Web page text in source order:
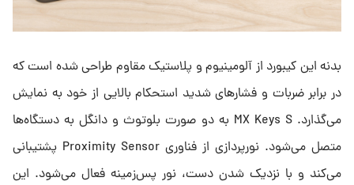
بدنه این کیبورد از آلومینیوم و پلاستیک مقاوم طراحی شده است که
در برابر ضربات و فشارهای شدید استحکام بالایی از خود به نمایش
می‌گذارد. MX Keys S به دو صورت بلوتوث و دانگل به دستگاه‌ها
متصل می‌شود. نورپردازی از فناوری Proximity Sensor پشتیبانی
می‌کند و با نزدیک شدن دست، نور پس‌زمینه فعال می‌شود. این